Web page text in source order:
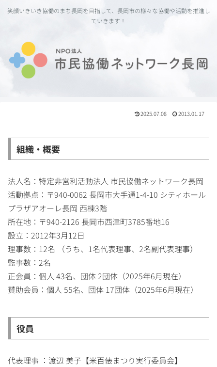
笑顔いきいき協働のまち長岡を目指して、長岡市の様々な協働や活動を推進し
ていきます！
2025.07.08 2013.01.17
組織・概要
法人名：特定非営利活動法人 市民協働ネットワーク長岡
活動拠点：〒940-0062 長岡市大手通1-4-10 シティホール
プラザアオーレ長岡 西棟3階
所在地：〒940-2126 長岡市西津町3785番地16
設立：2012年3月12日
理事数：12名 （うち、1名代表理事、2名副代表理事）
監事数：2名
正会員：個人 43名、団体 2団体（2025年6月現在）
賛助会員：個人 55名、団体 17団体（2025年6月現在）
役員
代表理事 ：渡辺 美子【米百俵まつり実行委員会】